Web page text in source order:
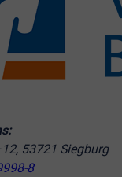
53721 Siegburg
8